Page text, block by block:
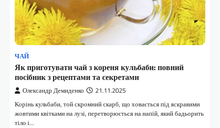
ЧАЙ
Як приготувати чай з кореня кульбаби: повний
посібник з рецептами та секретами
Олександр Демиденко 21.11.2025
Корінь кульбаби, той скромний скарб, що ховається під яскравими
жовтими квітками на лузі, перетворюється на напій, який бадьорить
тіло і…